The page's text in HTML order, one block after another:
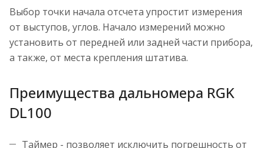
Выбор точки начала отсчета упростит измерения
от выступов, углов. Начало измерений можно
установить от передней или задней части прибора,
а также, от места крепления штатива.
Преимущества дальномера RGK
DL100
Таймер - позволяет исключить погрешность от